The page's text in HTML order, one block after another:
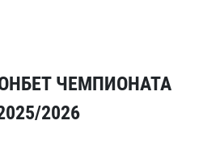
ЧЕМПИОНАТА
2026